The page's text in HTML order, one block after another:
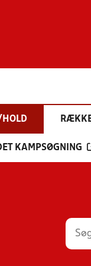
KAMPSØGNING